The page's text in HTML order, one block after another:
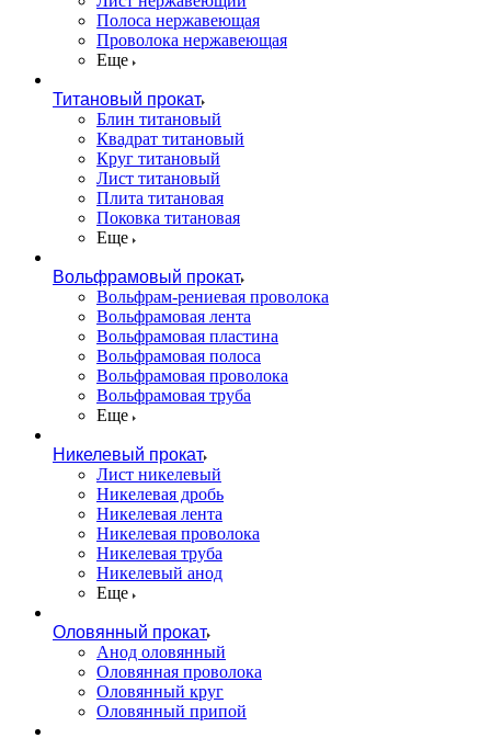
Полоса нержавеющая
Проволока нержавеющая
Еще
Титановый прокат
Блин титановый
Квадрат титановый
Круг титановый
Лист титановый
Плита титановая
Поковка титановая
Еще
Вольфрамовый прокат
Вольфрам-рениевая проволока
Вольфрамовая лента
Вольфрамовая пластина
Вольфрамовая полоса
Вольфрамовая проволока
Вольфрамовая труба
Еще
Никелевый прокат
Лист никелевый
Никелевая дробь
Никелевая лента
Никелевая проволока
Никелевая труба
Никелевый анод
Еще
Оловянный прокат
Анод оловянный
Оловянная проволока
Оловянный круг
Оловянный припой